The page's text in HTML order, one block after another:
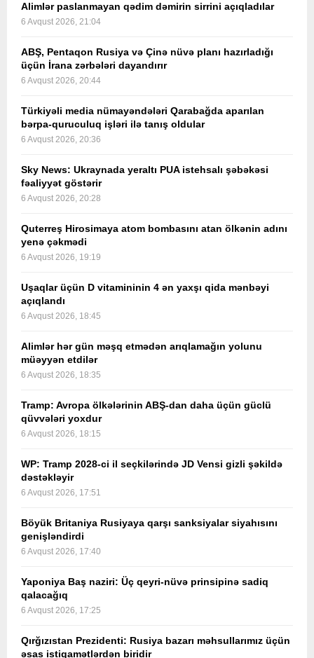
Alimlər paslanmayan qədim dəmirin sirrini açıqladılar
6 Avqust 2026, 21:04
ABŞ, Pentaqon Rusiya və Çinə nüvə planı hazırladığı
üçün İrana zərbələri dayandırır
6 Avqust 2026, 20:44
Türkiyəli media nümayəndələri Qarabağda aparılan
bərpa-quruculuq işləri ilə tanış oldular
6 Avqust 2026, 20:36
Sky News: Ukraynada yeraltı PUA istehsalı şəbəkəsi
fəaliyyət göstərir
6 Avqust 2026, 20:28
Quterreş Hirosimaya atom bombasını atan ölkənin adını
yenə çəkmədi
6 Avqust 2026, 19:19
Uşaqlar üçün D vitamininin 4 ən yaxşı qida mənbəyi
açıqlandı
6 Avqust 2026, 18:45
Alimlər hər gün məşq etmədən arıqlamağın yolunu
müəyyən etdilər
6 Avqust 2026, 18:35
Tramp: Avropa ölkələrinin ABŞ-dan daha üçün güclü
qüvvələri yoxdur
6 Avqust 2026, 18:15
WP: Tramp 2028-ci il seçkilərində JD Vensi gizli şəkildə
dəstəkləyir
6 Avqust 2026, 17:51
Böyük Britaniya Rusiyaya qarşı sanksiyalar siyahısını
genişləndirdi
6 Avqust 2026, 17:40
Yaponiya Baş naziri: Üç qeyri-nüvə prinsipinə sadiq
qalacağıq
6 Avqust 2026, 17:25
Qırğızıstan Prezidenti: Rusiya bazarı məhsullarımız üçün
əsas istiqamətlərdən biridir